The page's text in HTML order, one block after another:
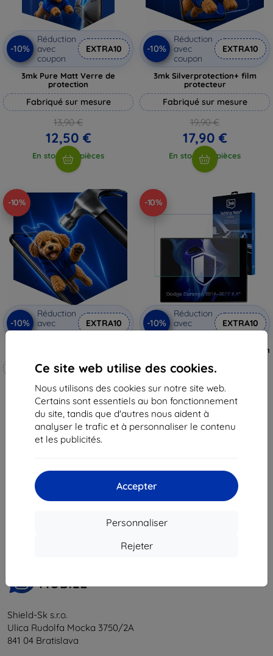
Ce site web utilise des cookies.
Nous utilisons des cookies sur notre site web.
Certains sont essentiels au bon fonctionnement
du site, tandis que d'autres nous aident à
analyser le trafic et à personnaliser le contenu
et les publicités.
Accepter
Personnaliser
Rejeter
-10%
Réduction
avec
coupon
EXTRA10
3mk Pure Matt Verre de
protection
Fabriqué sur mesure
13,90 €
12,50 €
En stock > 5 pièces
-10%
Réduction
avec
coupon
EXTRA10
3mk Silverprotection+ film
protecteur
Fabriqué sur mesure
19,90 €
17,90 €
En stock > 5 pièces
-10%
-10%
Réduction
avec
coupon
EXTRA10
Fabriqué sur mesure
20,90 €
18,82 €
En stock 4 pièces
-10%
-10%
Réduction
avec
coupon
EXTRA10
3mk TechWrap Film de protection
Durango 2014–2017 8,4"
30,52 €
En stock 3 pièces
du total
Shield-Sk s.r.o.
Ulica Rudolfa Mocka 3750/2A
841 04 Bratislava